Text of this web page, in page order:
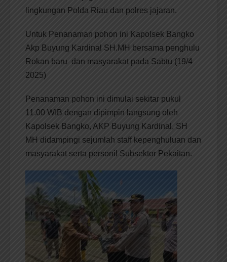
lingkungan Polda Riau dan polres jajaran.
Untuk Penanaman pohon ini Kapolsek Bangko
Akp Buyung Kardinal SH.MH bersama penghulu
Rokan baru dan masyarakat pada Sabtu (19/4
2025)
Penanaman pohon ini dimulai sekitar pukul
11.00 WIB dengan dipimpin langsung oleh
Kapolsek Bangko, AKP Buyung Kardinal, SH
MH didampingi sejumlah staff kepenghuluan dan
masyarakat serta personil Subsektor Pekaitan.